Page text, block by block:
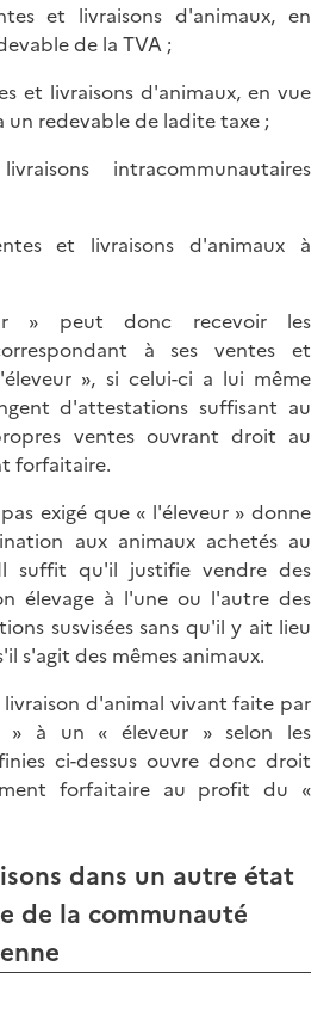
et livraisons d'animaux, en
de la TVA ;
et livraisons d'animaux, en vue
un redevable de ladite taxe ;
intracommunautaires
et livraisons d'animaux à
» peut donc recevoir les
à ses ventes et
», si celui-ci a lui même
d'attestations suffisant au
ventes ouvrant droit au
forfaitaire.
exigé que « l'éleveur » donne
aux animaux achetés au
suffit qu'il justifie vendre des
élevage à l'une ou l'autre des
susvisées sans qu'il y ait lieu
s'agit des mêmes animaux.
d'animal vivant faite par
» à un « éleveur » selon les
ci-dessus ouvre donc droit
forfaitaire au profit du «
dans un autre état
de la communauté